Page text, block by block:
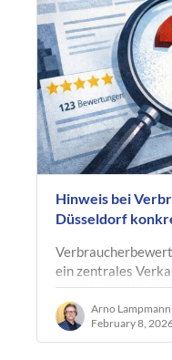
Hinweis bei
Düsseldorf
ein zentrales
unproblematisch
Umsetzung der
Arno Lampmann
February 8,